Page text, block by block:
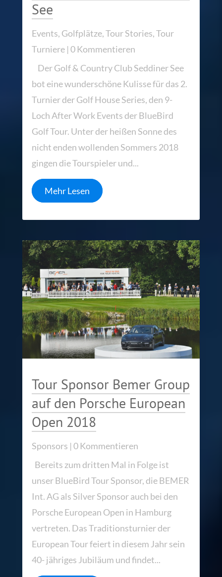
See
Events, Golfplätze,Tour Stories,Tour
Turniere| 0 Kommentieren
Der Golf & Country Club Seddiner See
bot eine wunderschöne Kulisse für das 2.
Turnier der Golf House Series, den 9-
Loch After Work Events der BlueBird
Golf Tour. Unter der heißen Sonne des
nicht enden wollenden Sommers 2018
gingen die Tourspieler und...
Mehr Lesen
Tour Sponsor Bemer Group
auf den Porsche European
Open 2018
Sponsors | 0 Kommentieren
Bereits zum dritten Mal in Folge ist
unser BlueBird Tour Sponsor, die BEMER
Int. AG als Silver Sponsor auch bei den
Porsche European Open in Hamburg
vertreten. Das Traditionsturnier der
European Tour feiert in diesem Jahr sein
40- jähriges Jubiläum und findet...